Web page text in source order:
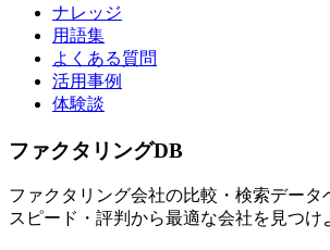
ナレッジ
用語集
よくある質問
活用事例
体験談
ファクタリングDB
ファクタリング会社の比較・検索データ
スピード・評判から最適な会社を見つけ